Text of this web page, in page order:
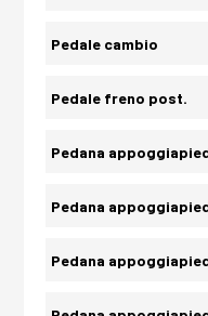
Pedale cambio
Pedale freno post.
Pedana
Pedana
Pedana